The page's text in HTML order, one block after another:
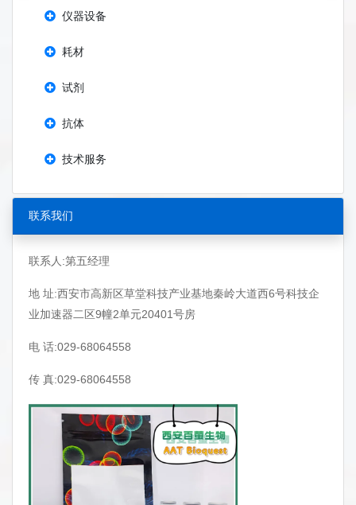
仪器设备
耗材
试剂
抗体
技术服务
联系我们
联系人:第五经理
地 址:西安市高新区草堂科技产业基地秦岭大道西6号科技企
业加速器二区9幢2单元20401号房
电 话:029-68064558
传 真:029-68064558